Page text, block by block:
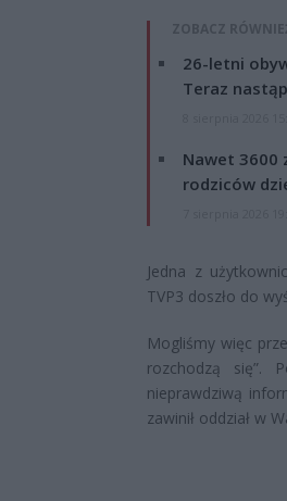
ZOBACZ
26-letni
Teraz
Nawet 3600
rodziców
Jedna z
TVP3 doszło do
Mogliśmy więc
rozchodzą się”.
nieprawdziwą
zawinił oddział w